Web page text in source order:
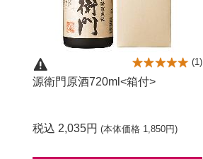
源衛門原酒720ml<箱付>
税込 2,035円 (本体価格 1,850円)
(1)